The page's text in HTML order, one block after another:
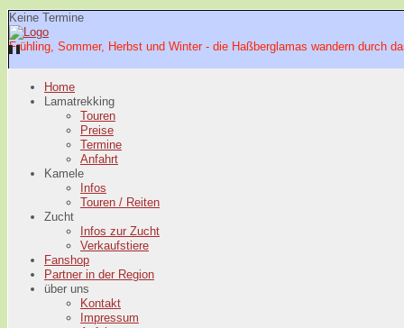
Keine Termine
Frühling, Sommer, Herbst und Winter - die Haßberglamas wandern durch
Home
Lamatrekking
Touren
Preise
Termine
Anfahrt
Kamele
Infos
Touren / Reiten
Zucht
Infos zur Zucht
Verkaufstiere
Fanshop
Partner in der Region
über uns
Kontakt
Impressum